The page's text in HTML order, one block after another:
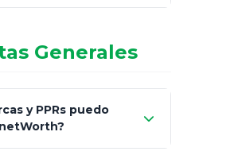
Fuerte)
Generales
y PPRs puedo